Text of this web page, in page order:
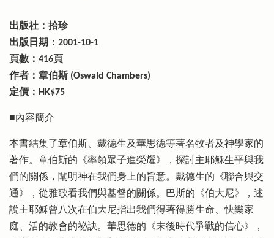
出版社：拾珍
出版日期：2001-10-1
頁數：416頁
作者：章伯斯 (Oswald Chambers)
定價：HK$75
■內容簡介
本書結集了章伯斯、戴德生及華思德等著名牧者及神學家的
著作。章伯斯的《率領眾子進榮耀》，探討主耶穌生平與我
們的關係，闡明神在我們身上的旨意。戴德生的《聯合與交
通》，從雅歌看我們與基督的關係。巴斯的《伯大尼》，述
說主耶穌曾八次在伯大尼指出我們得著得勝生命、快樂家
庭、活的教會的祕訣。華思德的《末後時代爭戰的信心》，